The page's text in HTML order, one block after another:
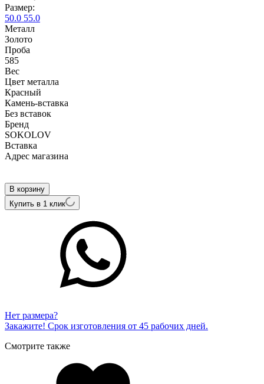
Размер:
50.0 55.0
Металл
Золото
Проба
585
Вес
Цвет металла
Красный
Камень-вставка
Без вставок
Бренд
SOKOLOV
Вcтавка
Адрес магазина
В корзину
Купить в 1 клик
Нет размера?
Закажите! Срок изготовления от 45 рабочих дней.
Смотрите также